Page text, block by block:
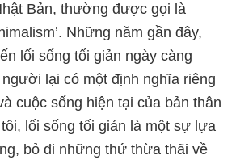
Bản, thường được gọi là
Những năm gần đây,
lối sống tối giản ngày càng
lại có một định nghĩa riêng
cuộc sống hiện tại của bản thân
lối sống tối giản là một sự lựa
bỏ đi những thứ thừa thãi về